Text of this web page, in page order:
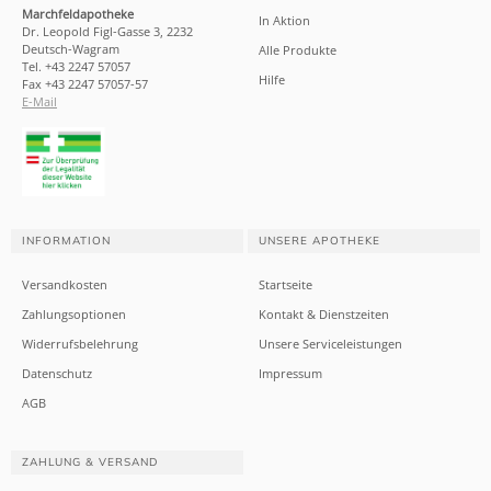
Marchfeldapotheke
Dr. Leopold Figl-Gasse 3, 2232
Deutsch-Wagram
Tel. +43 2247 57057
Fax +43 2247 57057-57
E-Mail
In Aktion
Alle Produkte
Hilfe
INFORMATION
Versandkosten
Zahlungsoptionen
Widerrufsbelehrung
Datenschutz
AGB
UNSERE APOTHEKE
Startseite
Kontakt & Dienstzeiten
Unsere Serviceleistungen
Impressum
ZAHLUNG & VERSAND